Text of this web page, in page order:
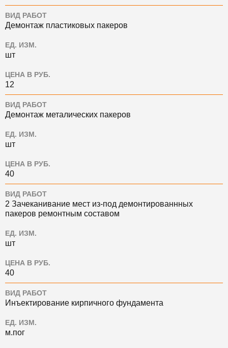
ВИД РАБОТ
Демонтаж пластиковых пакеров
ЕД. ИЗМ.
шт
ЦЕНА В РУБ.
12
ВИД РАБОТ
Демонтаж металических пакеров
ЕД. ИЗМ.
шт
ЦЕНА В РУБ.
40
ВИД РАБОТ
2 Зачеканивание мест из-под демонтированнных
пакеров ремонтным составом
ЕД. ИЗМ.
шт
ЦЕНА В РУБ.
40
ВИД РАБОТ
Инъектирование кирпичного фундамента
ЕД. ИЗМ.
м.пог